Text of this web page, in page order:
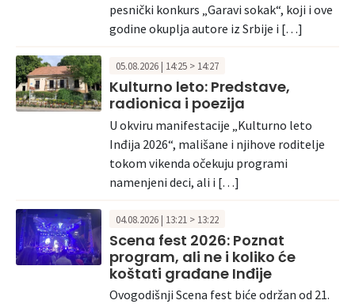
pesnički konkurs „Garavi sokak“, koji i ove
godine okuplja autore iz Srbije i […]
05.08.2026 | 14:25 > 14:27
Kulturno leto: Predstave,
radionica i poezija
U okviru manifestacije „Kulturno leto
Inđija 2026“, mališane i njihove roditelje
tokom vikenda očekuju programi
namenjeni deci, ali i […]
04.08.2026 | 13:21 > 13:22
Scena fest 2026: Poznat
program, ali ne i koliko će
koštati građane Inđije
Ovogodišnji Scena fest biće održan od 21.